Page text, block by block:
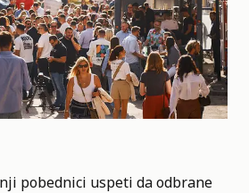
pobednici uspeti da odbrane